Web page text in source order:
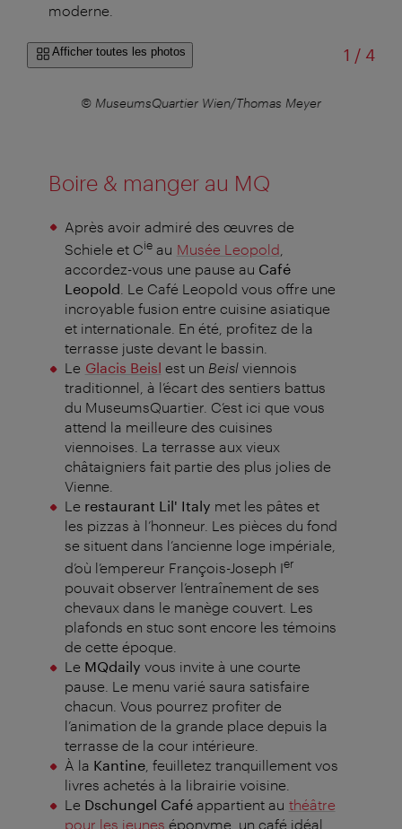
moderne.
Afficher toutes les photos 1 /sur
4
© MuseumsQuartier Wien/Thomas Meyer
Boire & manger au MQ
Après avoir admiré des œuvres de
Schiele et Cieau Musée Leopold
accordez-vous une pause au Café
Leopold . Le Café Leopold vous offre une
incroyable fusion entre cuisine asiatique
et internationale. En été, profitez de la
terrasse juste devant le bassin.
Le Glacis Beisl est un Beislviennois
traditionnel, à l’écart des sentiers battus
du MuseumsQuartier. C’est ici que vous
attend la meilleure des cuisines
viennoises. La terrasse aux vieux
châtaigniers fait partie des plus jolies de
Vienne.
Le restaurant Lil' Italy met les pâtes et
les pizzas à l’honneur. Les pièces du fond
se situent dans l’ancienne loge impériale,
d’où l’empereur François-Joseph Ier
pouvait observer l’entraînement de ses
chevaux dans le manège couvert. Les
plafonds en stuc sont encore les témoins
de cette époque.
Le MQdaily vous invite à une courte
pause. Le menu varié saura satisfaire
chacun. Vous pourrez profiter de
l’animation de la grande place depuis la
terrasse de la cour intérieure.
À la Kantine, feuilletez tranquillement vos
livres achetés à la librairie voisine.
Le Dschungel Caféappartient au théâtre
pour les jeunes éponyme, un café idéal